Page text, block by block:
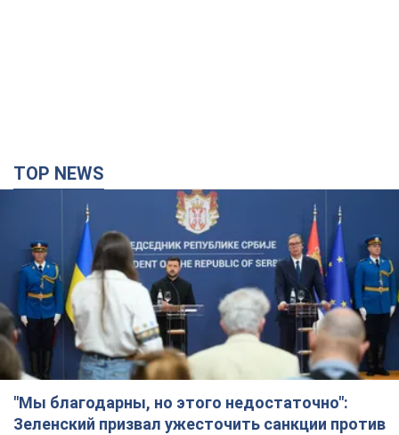
TOP NEWS
"Мы благодарны, но этого недостаточно":
Зеленский призвал ужесточить санкции против